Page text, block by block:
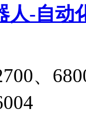
人-自动
、